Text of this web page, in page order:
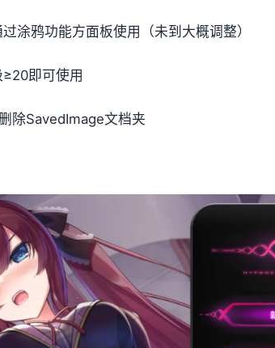
涂鸦功能方面板使用（未到大概调整）
即可使用
除SavedImage文档夹